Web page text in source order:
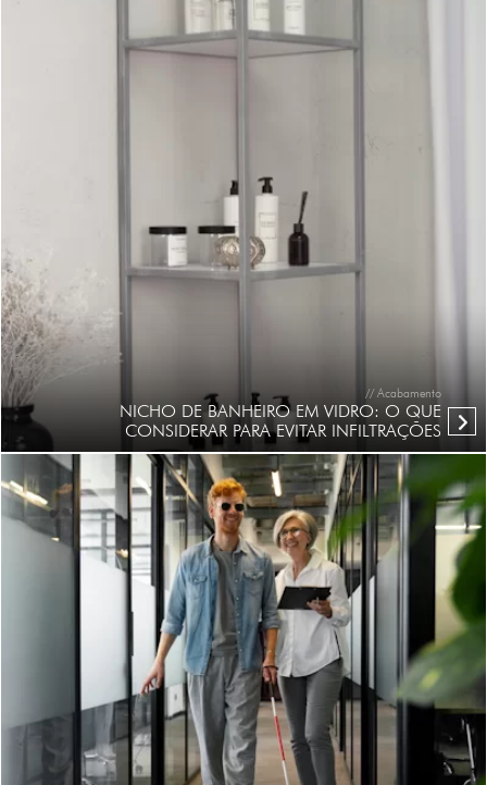
// Acabamento
NICHO DE BANHEIRO EM VIDRO: O QUE
CONSIDERAR PARA EVITAR INFILTRAÇÕES